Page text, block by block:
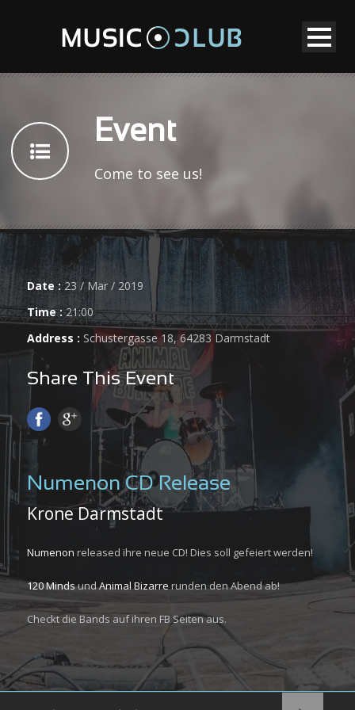
Event
Come to see us!
Date :23 / Mar / 2019
Time :21:00
Address : Schustergasse 18, 64283 Darmstadt
Share This Event
Numenon CD Release
Krone Darmstadt
Numenon released ihre neue CD! Dies soll gefeiert werden!
120 MindsundAnimal Bizarrerunden den Abend ab!
Checkt die Bands auf ihren FB Seiten aus.